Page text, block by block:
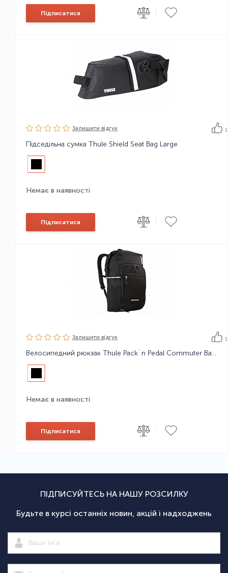
Підписатися
Залишити вiдгук 1
Підседільна сумка Thule Shield Seat Bag Large
Немає в наявності
Підписатися
Залишити вiдгук 1
Велосипедний рюкзак Thule Pack´n Pedal Commuter Backpack
Немає в наявності
Підписатися
ПІДПИСУЙТЕСЬ НА НАШУ РОЗСИЛКУ
Будьте в курсі останніх новин, акцій і надходжень